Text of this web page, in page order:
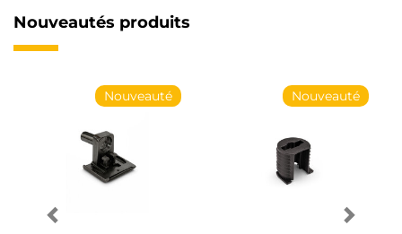
Nouveautés produits
Nouveauté Nouveauté